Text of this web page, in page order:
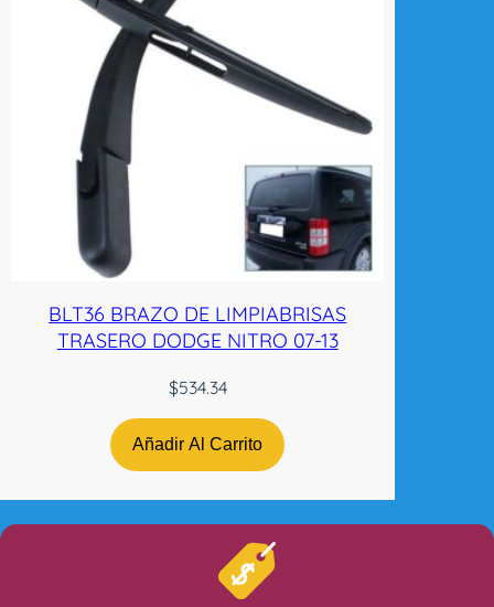
BLT36 BRAZO DE LIMPIABRISAS
TRASERO DODGE NITRO 07-13
$534.34
Añadir Al Carrito